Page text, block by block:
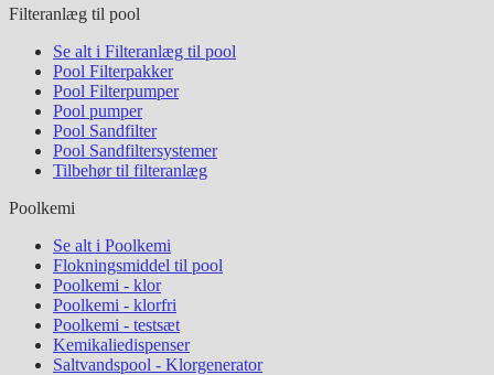
Filteranlæg til pool
Se alt i Filteranlæg til pool
Pool Filterpakker
Pool Filterpumper
Pool pumper
Pool Sandfilter
Pool Sandfiltersystemer
Tilbehør til filteranlæg
Poolkemi
Se alt i Poolkemi
Flokningsmiddel til pool
Poolkemi - klor
Poolkemi - klorfri
Poolkemi - testsæt
Kemikaliedispenser
Saltvandspool - Klorgenerator